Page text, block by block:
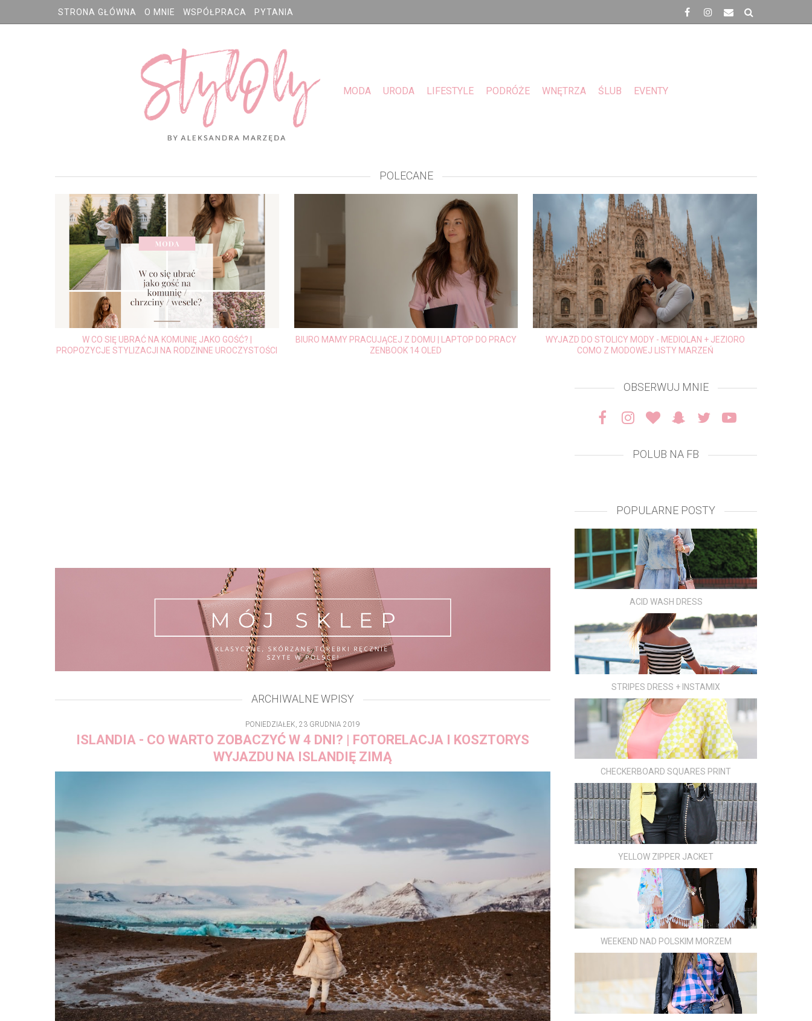
STRONA GŁÓWNA O MNIE WSPÓŁPRACA PYTANIA
MODA URODA LIFESTYLE PODRÓŻE WNĘTRZA ŚLUB EVENTY
POLECANE
W CO SIĘ UBRAĆ NA KOMUNIĘ JAKO GOŚĆ? |
PROPOZYCJE STYLIZACJI NA RODZINNE UROCZYSTOŚCI
BIURO MAMY PRACUJĄCEJ Z DOMU | LAPTOP DO PRACY
ZENBOOK 14 OLED
WYJAZD DO STOLICY MODY - MEDIOLAN + JEZIORO
COMO Z MODOWEJ LISTY MARZEŃ
ARCHIWALNE WPISY
PONIEDZIAŁEK, 23 GRUDNIA 2019
ISLANDIA - CO WARTO ZOBACZYĆ W 4 DNI? | FOTORELACJA I KOSZTORYS
WYJAZDU NA ISLANDIĘ ZIMĄ
OBSERWUJ MNIE
POLUB NA FB
POPULARNE POSTY
ACID WASH DRESS
STRIPES DRESS + INSTAMIX
CHECKERBOARD SQUARES PRINT
YELLOW ZIPPER JACKET
WEEKEND NAD POLSKIM MORZEM